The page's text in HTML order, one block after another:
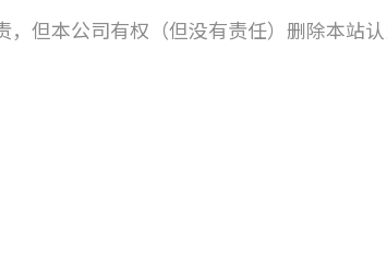
但本公司有权（但没有责任）删除本站认